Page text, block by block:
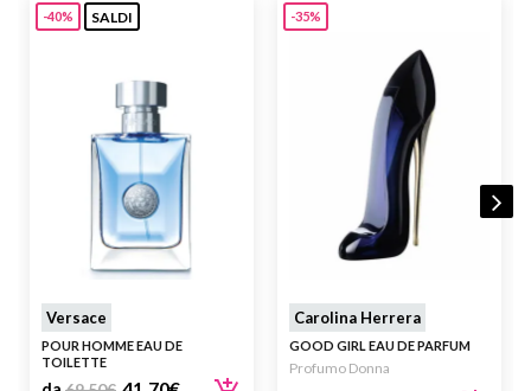
-40% SALDI
Versace
POUR HOMME EAU DE
TOILETTE
-35%
Carolina Herrera
GOOD GIRL EAU DE PARFUM
Profumo Donna